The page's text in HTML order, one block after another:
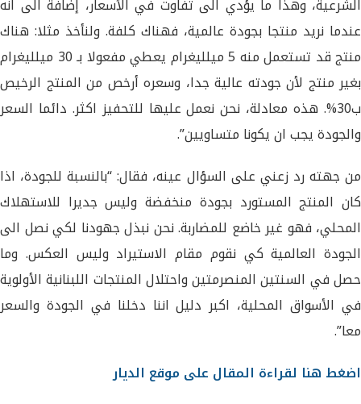
الشرعية، وهذا ما يؤدي الى تفاوت في الأسعار، إضافة الى انه
عندما نريد منتجا بجودة عالمية، فهناك كلفة. ولنأخذ مثلا: هناك
منتج قد تستعمل منه 5 ميلليغرام يعطي مفعولا بـ 30 ميلليغرام
بغير منتج لأن جودته عالية جدا، وسعره أرخص من المنتج الرخيص
ب30%. هذه معادلة، نحن نعمل عليها للتحفيز اكثر. دائما السعر
والجودة يجب ان يكونا متساويين”.
من جهته رد زعني على السؤال عينه، فقال: “بالنسبة للجودة، اذا
كان المنتج المستورد بجودة منخفضة وليس جديرا للاستهلاك
المحلي، فهو غير خاضع للمضاربة. نحن نبذل جهودنا لكي نصل الى
الجودة العالمية كي نقوم مقام الاستيراد وليس العكس. وما
حصل في السنتين المنصرمتين واحتلال المنتجات اللبنانية الأولوية
في الأسواق المحلية، اكبر دليل اننا دخلنا في الجودة والسعر
معا”.
اضغط هنا لقراءة المقال على موقع الديار